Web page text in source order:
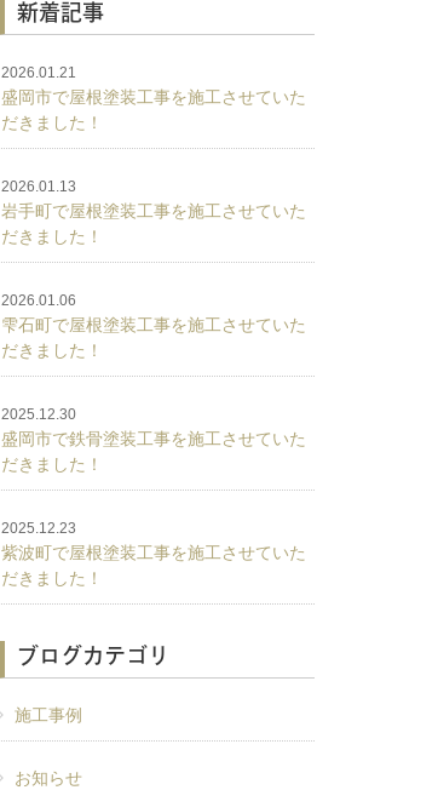
新着記事
2026.01.21
盛岡市で屋根塗装工事を施工させていた
だきました！
2026.01.13
岩手町で屋根塗装工事を施工させていた
だきました！
2026.01.06
雫石町で屋根塗装工事を施工させていた
だきました！
2025.12.30
盛岡市で鉄骨塗装工事を施工させていた
だきました！
2025.12.23
紫波町で屋根塗装工事を施工させていた
だきました！
ブログカテゴリ
施工事例
お知らせ